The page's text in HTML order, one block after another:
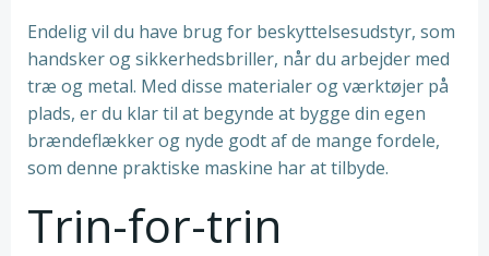
Endelig vil du have brug for beskyttelsesudstyr, som
handsker og sikkerhedsbriller, når du arbejder med
træ og metal. Med disse materialer og værktøjer på
plads, er du klar til at begynde at bygge din egen
brændeflækker og nyde godt af de mange fordele,
som denne praktiske maskine har at tilbyde.
Trin-for-trin